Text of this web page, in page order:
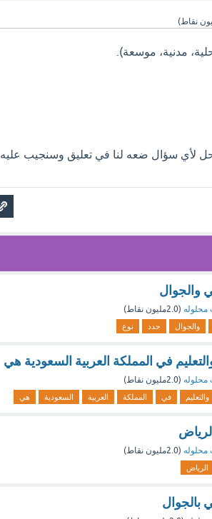
نقاط)
مدنية، موسعة).
لأي سؤال ضعه لنا في تعليق وسنجيب عليه
والجوال
(2.0مليون نقاط)
والجوال حدد نوع
في المملكة العربية السعودية هي
(2.0مليون نقاط)
والتعليم في المملكة العربية السعودية هي
(2.0مليون نقاط)
الرياض
بالجوال